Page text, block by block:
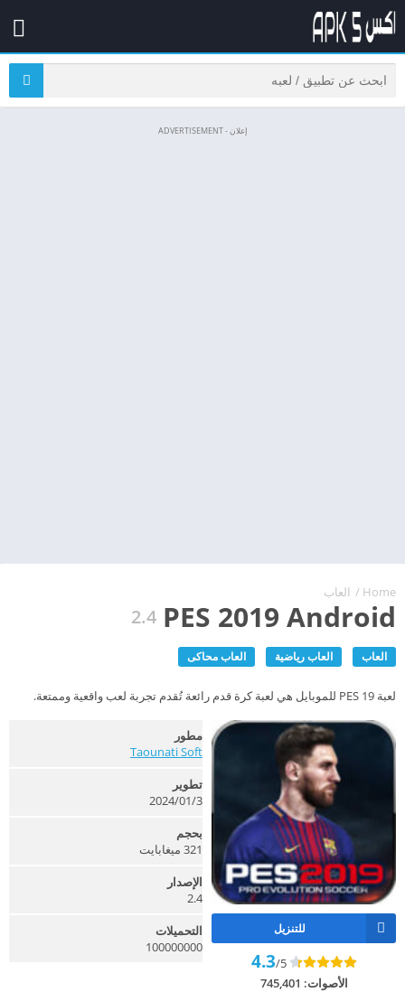
إعلان - ADVERTISEMENT
Home
/ العاب
PES 2019 Android
2.4
العاب العاب رياضية العاب محاكى
لعبة PES 19 للموبايل هي لعبة كرة قدم رائعة تُقدم تجربة لعب واقعية وممتعة.
للتنزيل
4.3/5
الأصوات: 745,401
مطور
Taounati Soft
تطوير
3‏/01‏/2024
بحجم
321 ميغابايت
الإصدار
2.4
التحميلات
100000000